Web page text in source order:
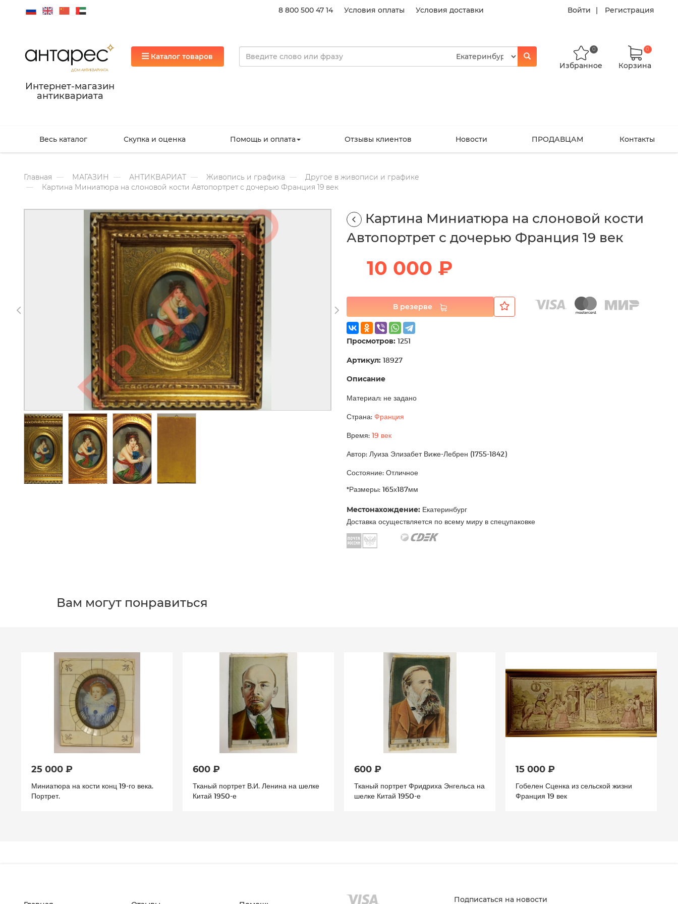
8 800 500 47 14 Условия оплаты Условия доставки Войти Регистрация
Интернет-магазин
антиквариата
Каталог товаров
Избранное
0
Корзина
0
Весь каталог Скупка и оценка Помощь и оплата Отзывы клиентов Новости ПРОДАВЦАМ Контакты
Главная МАГАЗИН АНТИКВАРИАТ Живопись и графика
Другое в живописи и графике
Картина Миниатюра на слоновой кости Автопортрет с дочерью Франция 19 век
Картина Миниатюра на слоновой кости
Автопортрет с дочерью Франция 19 век
10 000 ₽
В резерве
Просмотров: 1251
Артикул: 18927
Описание
Материал: не задано
Страна: Франция
Время: 19 век
Автор: Луиза Элизабет Виже-Лебрен (1755-1842)
Состояние: Отличное
*Размеры: 165х187мм
Местонахождение: Екатеринбург
Доставка осуществляется по всему миру в спецупаковке
Вам могут понравиться
25 000 ₽
Миниатюра на кости конц 19-го века.
Портрет.
600 ₽
Тканый портрет В.И. Ленина на шелке
Китай 1950-е
600 ₽
Тканый портрет Фридриха Энгельса на
шелке Китай 1950-е
15 000 ₽
Гобелен Сценка из сельской жизни
Франция 19 век
Подписаться на новости